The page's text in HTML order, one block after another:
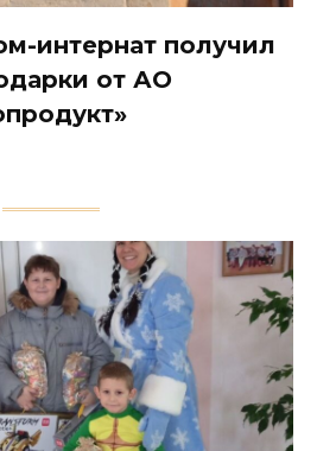
интернат получил
от АО